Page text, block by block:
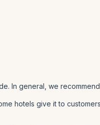
In general, we
hotels give it to